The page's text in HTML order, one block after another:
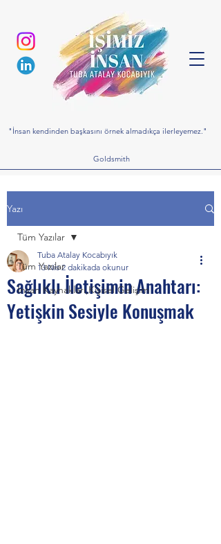
"İnsan kendinden başkasını örnek almadıkça ilerleyemez."
Goldsmith
Yazı
Tüm Yazılar
İnsan Kaynakları,Kişisel Gelişim
Tüm Yazılar
Sağlıklı İletişimin Anahtarı:
Yetişkin Sesiyle Konuşmak
Tuba Atalay Kocabıyık
13 Nis 2 dakikada okunur